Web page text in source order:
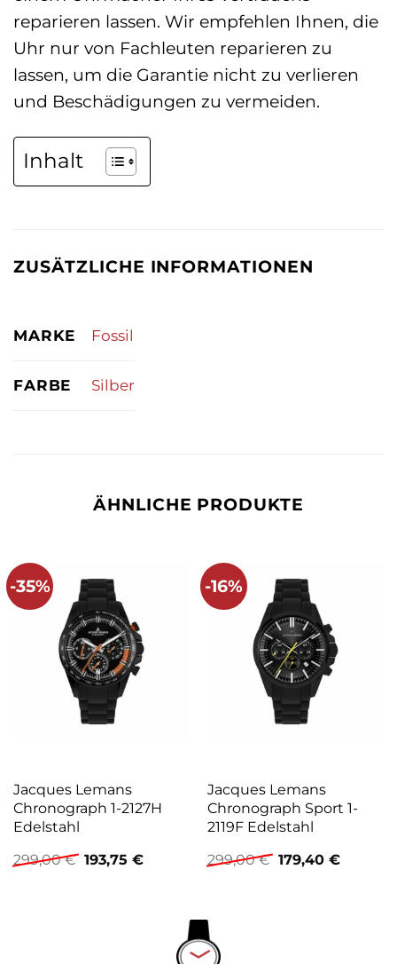
reparieren lassen. Wir empfehlen Ihnen, die
Uhr nur von Fachleuten reparieren zu
lassen, um die Garantie nicht zu verlieren
und Beschädigungen zu vermeiden.
Inhalt
ZUSÄTZLICHE INFORMATIONEN
MARKE Fossil
FARBE Silber
ÄHNLICHE PRODUKTE
-35%
Jacques Lemans
Chronograph 1-2127H
Edelstahl
299,00€ Ursprünglicher
Preis
193,75 €Aktueller
-16%
Jacques Lemans
Chronograph Sport 1-
2119F Edelstahl
299,00€ Ursprünglicher
Preis
179,40 €